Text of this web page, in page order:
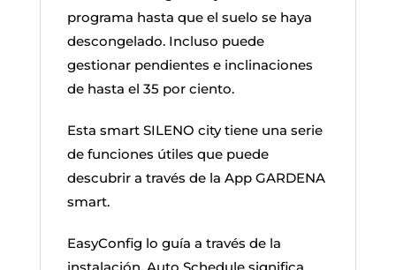
programa hasta que el suelo se haya
descongelado. Incluso puede
gestionar pendientes e inclinaciones
de hasta el 35 por ciento.
Esta smart SILENO city tiene una serie
de funciones útiles que puede
descubrir a través de la App GARDENA
smart.
EasyConfig lo guía a través de la